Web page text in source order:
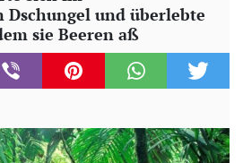
und überlebte
sie Beeren aß